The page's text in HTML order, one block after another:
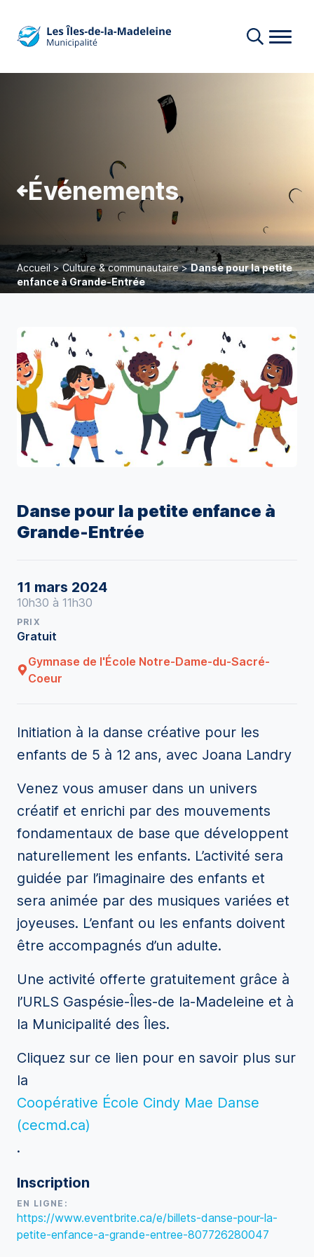
Événements
Accueil>Culture & communautaire>Danse pour la petite
enfance à Grande-Entrée
Danse pour la petite enfance à
Grande-Entrée
11 mars 2024
10h30 à 11h30
PRIX
Gratuit
Gymnase de l'École Notre-Dame-du-Sacré-
Coeur
Initiation à la danse créative pour les
enfants de 5 à 12 ans, avec Joana Landry
Venez vous amuser dans un univers
créatif et enrichi par des mouvements
fondamentaux de base que développent
naturellement les enfants. L’activité sera
guidée par l’imaginaire des enfants et
sera animée par des musiques variées et
joyeuses. L’enfant ou les enfants doivent
être accompagnés d’un adulte.
Une activité offerte gratuitement grâce à
l’URLS Gaspésie-Îles-de la-Madeleine et à
la Municipalité des Îles.
Cliquez sur ce lien pour en savoir plus sur
la
Coopérative École Cindy Mae Danse
(cecmd.ca)
.
Inscription
EN LIGNE:
https://www.eventbrite.ca/e/billets-danse-pour-la-
petite-enfance-a-grande-entree-807726280047